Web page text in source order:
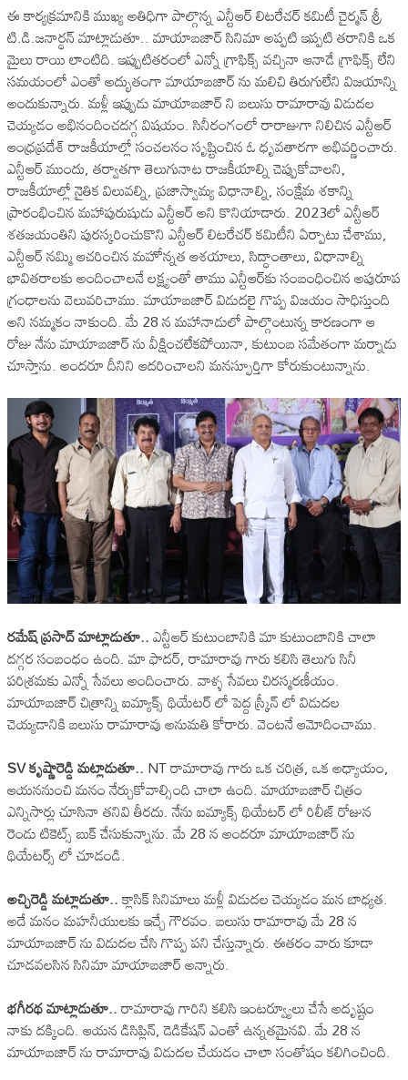
ఈ కార్యక్రమానికి ముఖ్య అతిధిగా పాల్గొన్న ఎన్టీఆర్‌ లిటరేచర్‌ కమిటీ చైర్మన్‌ శ్రీ
టి.డి.జనార్ధన్‌ మాట్లాడుతూ.. మాయాబజార్ సినిమా అప్పటి ఇప్పటి తరానికి ఒక
మైలు రాయి లాంటిది. ఇప్పుటితరంలో ఎన్నో గ్రాఫిక్స్ వచ్చినా ఆనాడే గ్రాఫిక్స్ లేని
సమయంలో ఎంతో అద్భుతంగా మాయాబజార్ ను మలిచి తిరుగులేని విజయాన్ని
అందుకున్నారు. మళ్లీ ఇప్పుడు మాయాబజార్ ని బలుసు రామారావు విడుదల
చెయ్యడం అభినందించదగ్గ విషయం. సినీరంగంలో రారాజుగా నిలిచిన ఎన్టీఆర్‌
ఆంధ్రప్రదేశ్‌ రాజకీయాల్లో సంచలనం సృష్టించిన ఓ ధృవతారగా అభివర్ణించారు.
ఎన్టీఆర్‌ ముందు, తర్వాతగా తెలుగునాట రాజకీయాల్ని చెప్పుకోవాలని,
రాజకీయాల్లో నైతిక విలువల్ని, ప్రజాస్వామ్య విధానాల్ని, సంక్షేమ శకాన్ని
ప్రారంభించిన మహాపురుషుడు ఎన్టీఆర్‌ అని కొనియాడారు. 2023లో ఎన్టీఆర్‌
శతజయంతిని పురస్కరించుకొని ఎన్టీఆర్‌ లిటరేచర్‌ కమిటీని ఏర్పాటు చేశాము,
ఎన్టీఆర్‌ నమ్మి ఆచరించిన మహోన్నత ఆశయాలు, సిద్ధాంతాలు, విధానాల్ని
భావితరాలకు అందించాలనే లక్ష్యంతో తాము ఎన్టీఆర్‌కు సంబంధించిన అపురూప
గ్రంధాలను వెలువరిచాము. మాయాబజార్ విడుదలై గొప్ప విజయం సాధిస్తుంది
అని నమ్మకం నాకుంది. మే 28 న మహానాడులో పాల్గొంటున్న కారణంగా ఆ
రోజు నేను మాయాబజార్ ను వీక్షించలేకపోయినా, కుటుంబ సమేతంగా మర్నాడు
చూస్తాను. అందరూ దీనిని ఆదరించాలని మనస్ఫూర్తిగా కోరుకుంటున్నాను.
రమేష్ ప్రసాద్ మాట్లాడుతూ..ఎన్టీఆర్ కుటుంబానికి మా కుటుంబానికి చాలా
దగ్గర సంబంధం ఉంది. మా ఫాదర్, రామారావు గారు కలిసి తెలుగు సినీ
పరిశ్రమకు ఎన్నో సేవలు అందించారు. వాళ్ళ సేవలు చిరస్మరణీయం.
మాయాబజార్ చిత్రాన్ని ఐమ్యాక్స్ థియేటర్ లో పెద్ద స్క్రీన్ లో విడుదల
చెయ్యడానికి బలుసు రామారావు అనుమతి కోరారు. వెంటనే ఆమోదించాము.
SV కృష్ణారెడ్డి మట్లాడుతూ..NT రామారావు గారు ఒక చరిత్ర, ఒక అధ్యాయం,
ఆయననుంచి మనం నేర్చుకోవాల్సింది చాలా ఉంది. మాయాబజార్ చిత్రం
ఎన్నిసార్లు చూసినా తనివి తీరదు. నేను ఐమ్యాక్స్ థియేటర్ లో రిలీజ్ రోజున
రెండు టికెట్స్ బుక్ చేసుకున్నాను. మే 28 న అందరూ మాయాబజార్ ను
థియేటర్స్ లో చూడండి.
అచ్చిరెడ్డి మట్లాడుతూ..క్లాసిక్ సినిమాలు మళ్లీ విడుదల చెయ్యడం మన బాధ్యత.
అదే మనం మహనీయులకు ఇచ్చే గౌరవం. బలుసు రామారావు మే 28 న
మాయాబజార్ ను విడుదల చేసి గొప్ప పని చేస్తున్నారు. ఈతరం వారు కూడా
చూడవలసిన సినిమా మాయాబజార్ అన్నారు.
భగీరథ మాట్లాడుతూ..రామారావు గారిని కలిసి ఇంటర్వ్యూలు చేసే అదృష్టం
నాకు దక్కింది. ఆయన డిసిప్లిన్, డెడికేషన్ ఎంతో ఉన్నతమైనవి. మే 28 న
మాయాబజార్ ను రామారావు విడుదల చేయడం చాలా సంతోషం కలిగించింది.